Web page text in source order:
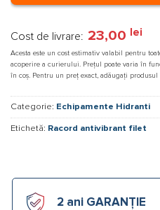
Cost de livrare: 23,00 lei
Acesta este un cost estimativ valabil pentru
acoperire a curierului. Prețul poate varia în
în coș. Pentru un preț exact, adăugați produsul
Categorie: Echipamente Hidranti
Etichetă: Racord antivibrant filet
2 ani GARANȚIE